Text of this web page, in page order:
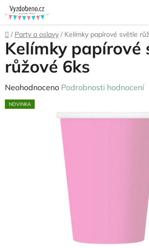
Přejít
na
obsah
Domů
/ Party a oslavy / Kelímky papírové světle
Kelímky papírové
růžové 6ks
Průměrné
hodnocení
Neohodnoceno Podrobnosti hodnocení
NOVINKA